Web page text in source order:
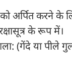
अर्पित करने के
के रूप में।
(गेंदे या पीले